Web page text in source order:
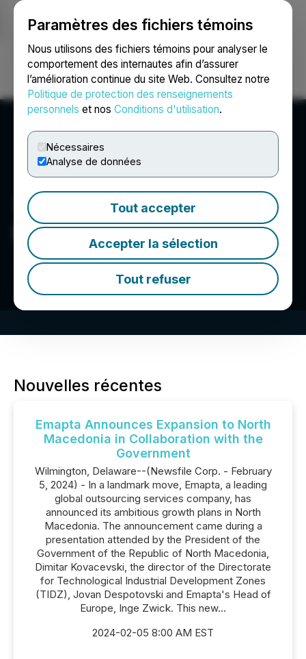
Paramètres des fichiers témoins
Nous utilisons des fichiers témoins pour analyser le
comportement des internautes afin d’assurer
l’amélioration continue du site Web. Consultez notre
Politique de protection des renseignements
personnels et nos Conditions d'utilisation.
Nécessaires
Analyse de données
Tout accepter
Accepter la sélection
Tout refuser
Ouvrir une session Recherche English
Emapta
Nouvelles récentes
Emapta Announces Expansion to North
Macedonia in Collaboration with the
Government
Wilmington, Delaware--(Newsfile Corp. - February
5, 2024) - In a landmark move, Emapta, a leading
global outsourcing services company, has
announced its ambitious growth plans in North
Macedonia. The announcement came during a
presentation attended by the President of the
Government of the Republic of North Macedonia,
Dimitar Kovacevski, the director of the Directorate
for Technological Industrial Development Zones
(TIDZ), Jovan Despotovski and Emapta's Head of
Europe, Inge Zwick. This new...
2024-02-05 8:00 AM EST